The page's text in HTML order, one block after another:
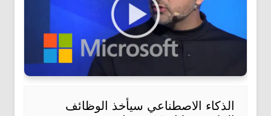
الذكاء الاصطناعي سيأخذ الوظائف